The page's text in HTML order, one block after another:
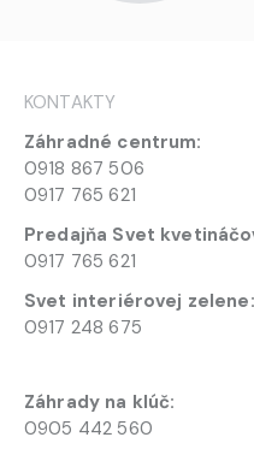
KONTAKTY
Záhradné centrum:
0918 867 506
0917 765 621
Predajňa Svet
0917 765 621
Svet interiérovej zelene:
0917 248 675
Záhrady na klúč:
0905 442 560